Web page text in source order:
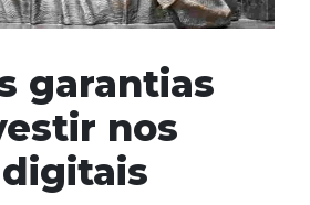
garantias
nos